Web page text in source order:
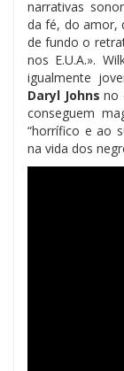
narrativas
da fé, do amor,
de fundo o
nos E.U.A.».
igualmente
Daryl Johns no
conseguem
“horrífico e ao
na vida dos